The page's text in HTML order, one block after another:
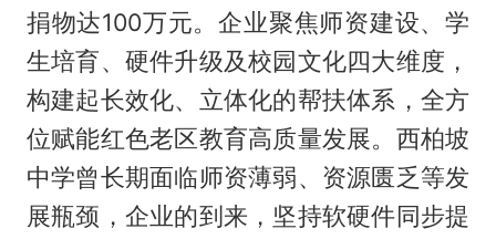
捐物达100万元。企业聚焦师资建设、学
生培育、硬件升级及校园文化四大维度，
构建起长效化、立体化的帮扶体系，全方
位赋能红色老区教育高质量发展。西柏坡
中学曾长期面临师资薄弱、资源匮乏等发
展瓶颈，企业的到来，坚持软硬件同步提